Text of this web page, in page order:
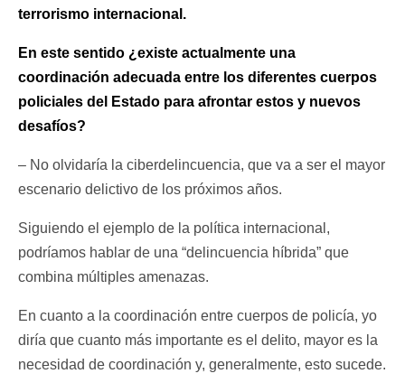
terrorismo internacional.
En este sentido ¿existe actualmente una
coordinación adecuada entre los diferentes cuerpos
policiales del Estado para afrontar estos y nuevos
desafíos?
– No olvidaría la ciberdelincuencia, que va a ser el mayor
escenario delictivo de los próximos años.
Siguiendo el ejemplo de la política internacional,
podríamos hablar de una “delincuencia híbrida” que
combina múltiples amenazas.
En cuanto a la coordinación entre cuerpos de policía, yo
diría que cuanto más importante es el delito, mayor es la
necesidad de coordinación y, generalmente, esto sucede.